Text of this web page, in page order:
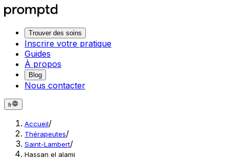
Trouver des soins
Inscrire votre pratique
Guides
À propos
Blog
Nous contacter
fr
Accueil/
Thérapeutes/
Saint-Lambert/
Hassan el alami